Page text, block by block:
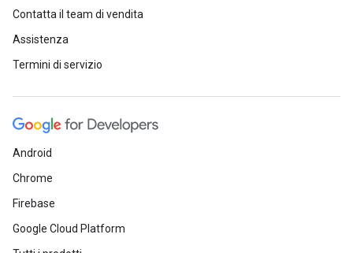
Contatta il team di vendita
Assistenza
Termini di servizio
Android
Chrome
Firebase
Google Cloud Platform